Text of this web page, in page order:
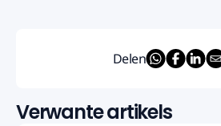
Delen
Verwante artikels